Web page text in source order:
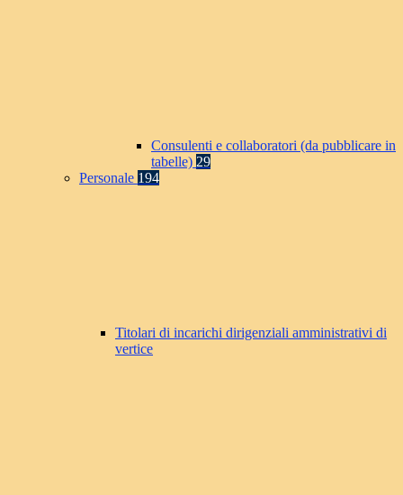
Consulenti e collaboratori (da pubblicare in
tabelle) 29
Personale 194
Titolari di incarichi dirigenziali amministrativi di
vertice